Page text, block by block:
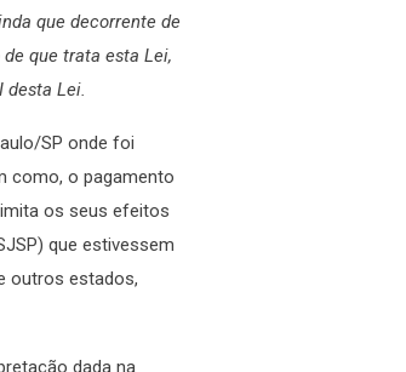
que decorrente de
que trata esta Lei,
desta Lei.
SP onde foi
como, o pagamento
os seus efeitos
que estivessem
outros estados,
dada na